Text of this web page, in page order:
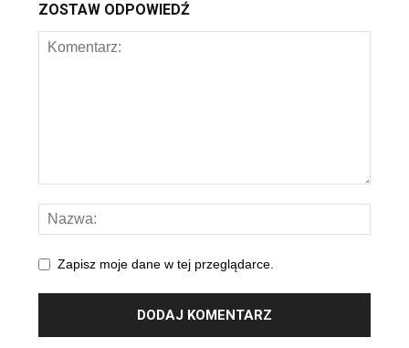
ZOSTAW ODPOWIEDŹ
Zapisz moje dane w tej przeglądarce.